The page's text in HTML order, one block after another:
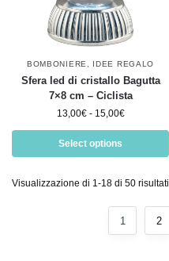
BOMBONIERE IDEE REGALO
Sfera led di cristallo Bagutta
7×8 cm – Ciclista
13,00€ - 15,00€
Select options
Visualizzazione di 1-18 di 50 risultati
1 2